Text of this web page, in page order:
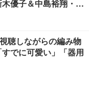
優子＆中島裕翔・川
聴しながらの編み物
でに可愛い」「器用